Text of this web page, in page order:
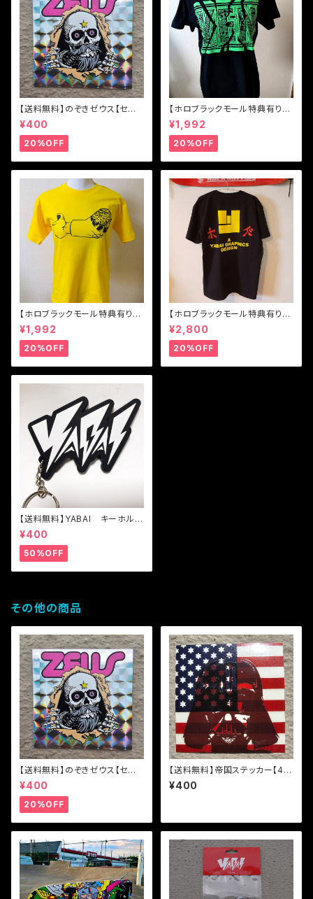
【送料無料】のぞきゼウス【セー
ル】
¥400
20%OFF
【ホロブラックモール特典有り】
【ホロブラックモール特典有り】
【送料無料】YEN(円と縁) Tシ
ャツ
¥1,992
20%OFF
【ホロブラックモール特典有り】
【送料無料】アウトロー Tシャ
ツ
¥1,992
20%OFF
【ホロブラックモール特典有り】
【送料無料】YABAI ゴールデン
ハーベスト ヌンチャク
¥2,800
20%OFF
【送料無料】YABAI キーホルダ
ー（ラージ）
¥400
50%OFF
その他の商品
【送料無料】のぞきゼウス【セー
ル】
¥400
20%OFF
【送料無料】帝国ステッカー【48
mm x 48mm】
¥400